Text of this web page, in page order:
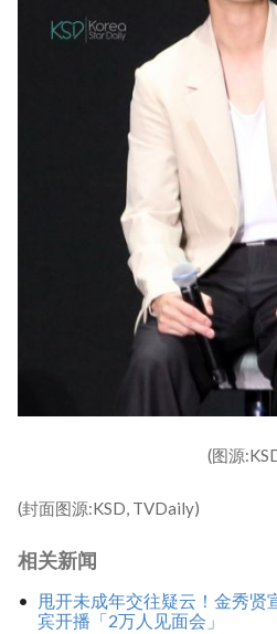
(图源
(封面图源:KSD, TVDaily)
相关新闻
甩开未成年交往疑云！金秀贤
宾开播「2万人见面会」